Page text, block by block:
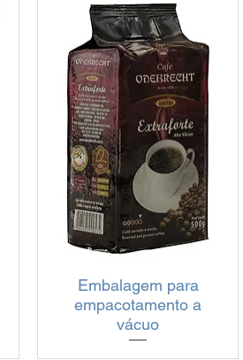
Visualização rápida
Embalagem para
empacotamento a
vácuo